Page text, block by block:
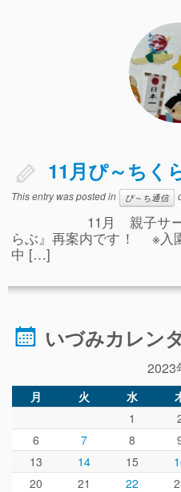
求人情報（園見学/自主実
11月ぴ～ちく
This entry was posted in ぴ～ち通信
11月 親子サークル
らぶ』再案内です！ ※入
中 […]
いづみカレン
2023
月 火 水
1
6
7 8
13
14 15
20
21 22